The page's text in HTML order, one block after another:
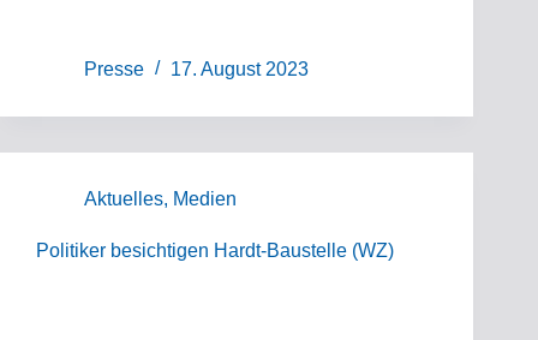
Presse 17. August 2023
Aktuelles, Medien
Politiker besichtigen Hardt-Baustelle (WZ)